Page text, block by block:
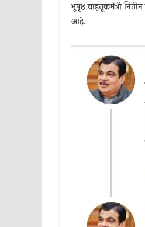
भूपृष्ठ वाहतूकमंत्री
आहे.